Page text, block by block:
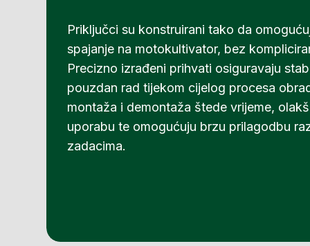
Priključci su konstruirani tako da
spajanje na motokultivator, bez
Precizno izrađeni prihvati osiguravaju
pouzdan rad tijekom cijelog procesa
montaža i demontaža štede vrijeme,
uporabu te omogućuju brzu prilagodbu
zadacima.